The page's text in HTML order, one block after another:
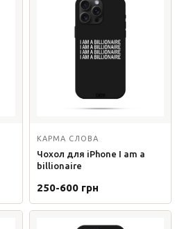
КАРМА СЛОВА
Чохол для iPhone I am a
billionaire
250-600 грн